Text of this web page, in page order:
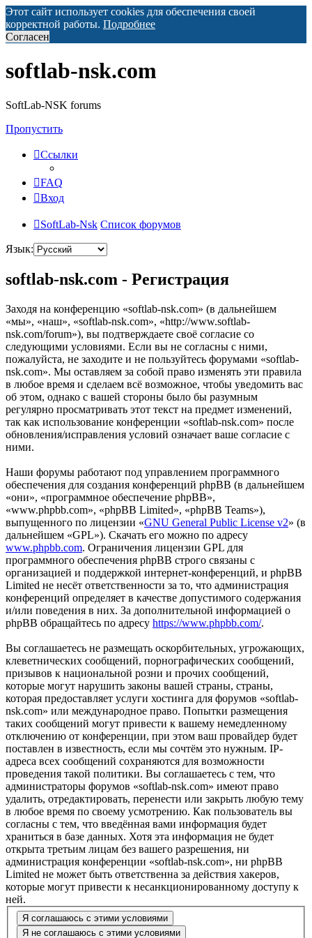
Этот сайт использует cookies для обеспечения своей
корректной работы. Подробнее
Согласен
softlab-nsk.com
SoftLab-NSK forums
Пропустить
Ссылки
FAQ
Вход
SoftLab-Nsk Список форумов
Язык:
softlab-nsk.com - Регистрация
Заходя на конференцию «softlab-nsk.com» (в дальнейшем
«мы», «наш», «softlab-nsk.com», «http://www.softlab-
nsk.com/forum»), вы подтверждаете своё согласие со
следующими условиями. Если вы не согласны с ними,
пожалуйста, не заходите и не пользуйтесь форумами «softlab-
nsk.com». Мы оставляем за собой право изменять эти правила
в любое время и сделаем всё возможное, чтобы уведомить вас
об этом, однако с вашей стороны было бы разумным
регулярно просматривать этот текст на предмет изменений,
так как использование конференции «softlab-nsk.com» после
обновления/исправления условий означает ваше согласие с
ними.
Наши форумы работают под управлением программного
обеспечения для создания конференций phpBB (в дальнейшем
«они», «программное обеспечение phpBB»,
«www.phpbb.com», «phpBB Limited», «phpBB Teams»),
выпущенного по лицензии «GNU General Public License v2» (в
дальнейшем «GPL»). Скачать его можно по адресу
www.phpbb.com. Ограничения лицензии GPL для
программного обеспечения phpBB строго связаны с
организацией и поддержкой интернет-конференций, и phpBB
Limited не несёт ответственности за то, что администрация
конференций определяет в качестве допустимого содержания
и/или поведения в них. За дополнительной информацией о
phpBB обращайтесь по адресу https://www.phpbb.com/.
Вы соглашаетесь не размещать оскорбительных, угрожающих,
клеветнических сообщений, порнографических сообщений,
призывов к национальной розни и прочих сообщений,
которые могут нарушить законы вашей страны, страны,
которая предоставляет услуги хостинга для форумов «softlab-
nsk.com» или международное право. Попытки размещения
таких сообщений могут привести к вашему немедленному
отключению от конференции, при этом ваш провайдер будет
поставлен в известность, если мы сочтём это нужным. IP-
адреса всех сообщений сохраняются для возможности
проведения такой политики. Вы соглашаетесь с тем, что
администраторы форумов «softlab-nsk.com» имеют право
удалить, отредактировать, перенести или закрыть любую тему
в любое время по своему усмотрению. Как пользователь вы
согласны с тем, что введённая вами информация будет
храниться в базе данных. Хотя эта информация не будет
открыта третьим лицам без вашего разрешения, ни
администрация конференции «softlab-nsk.com», ни phpBB
Limited не может быть ответственна за действия хакеров,
которые могут привести к несанкционированному доступу к
ней.